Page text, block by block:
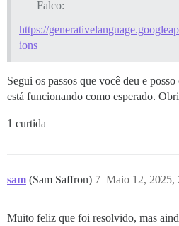
Falco:
https://
ions
Segui os passos que você deu e
está funcionando como esperado.
1 curtida
sam (Sam Saffron) Maio 12, 2025,
7
Muito feliz que foi resolvido, mas